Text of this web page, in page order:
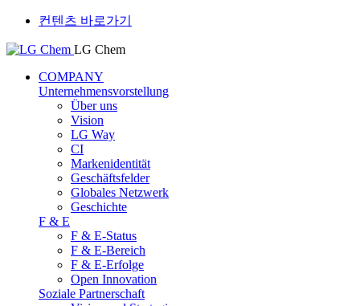
컨텐츠 바로가기
LG Chem
COMPANY
Unternehmensvorstellung
Über uns
Vision
LG Way
CI
Markenidentität
Geschäftsfelder
Globales Netzwerk
Geschichte
F & E
F & E-Status
F & E-Bereich
F & E-Erfolge
Open Innovation
Soziale Partnerschaft